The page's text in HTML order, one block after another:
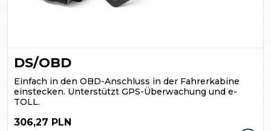
DS/OBD
Einfach in den OBD-Anschluss in der Fahrerkabine
einstecken. Unterstützt GPS-Überwachung und e-
TOLL.
306,27 PLN